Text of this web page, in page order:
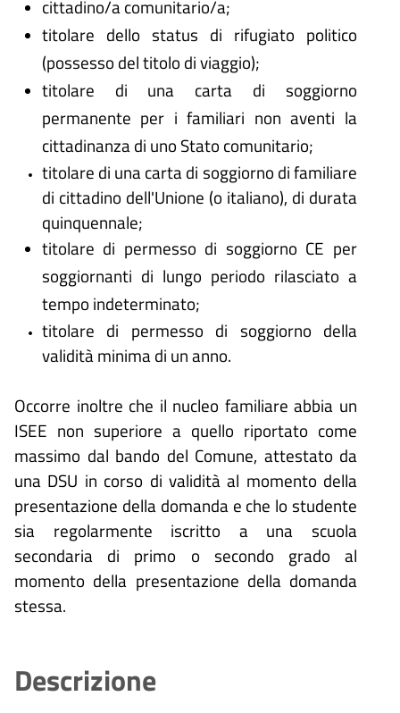
cittadino/a comunitario/a;
titolare dello status di rifugiato politico
(possesso del titolo di viaggio);
titolare di una carta di soggiorno
permanente per i familiari non aventi la
cittadinanza di uno Stato comunitario;
titolare di una carta di soggiorno di familiare
di cittadino dell'Unione (o italiano), di durata
quinquennale;
titolare di permesso di soggiorno CE per
soggiornanti di lungo periodo rilasciato a
tempo indeterminato;
titolare di permesso di soggiorno della
validità minima di un anno.
Occorre inoltre che il nucleo familiare abbia un
ISEE non superiore a quello riportato come
massimo dal bando del Comune, attestato da
una DSU in corso di validità al momento della
presentazione della domanda e che lo studente
sia regolarmente iscritto a una scuola
secondaria di primo o secondo grado al
momento della presentazione della domanda
stessa.
Descrizione